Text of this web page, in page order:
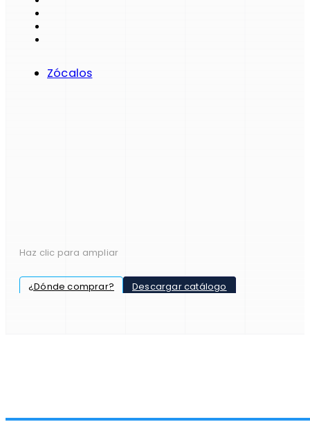
Zócalos
Haz clic para ampliar
¿Dónde comprar? Descargar catálogo